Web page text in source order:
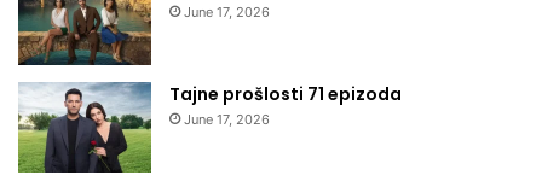
June 17, 2026
Tajne prošlosti 71 epizoda
June 17, 2026